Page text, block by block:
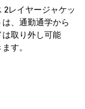
2レイヤージャケッ
、通勤通学から
取り外し可能
す。